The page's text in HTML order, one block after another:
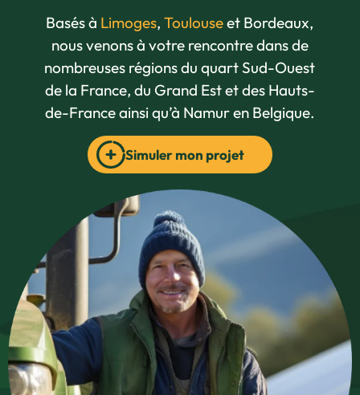
Basés à Limoges,Toulouseet Bordeaux,
nous venons à votre rencontre dans de
nombreuses régions du quart Sud-Ouest
de la France, du Grand Est et des Hauts-
de-France ainsi qu’à Namur en Belgique.
Simuler mon projet